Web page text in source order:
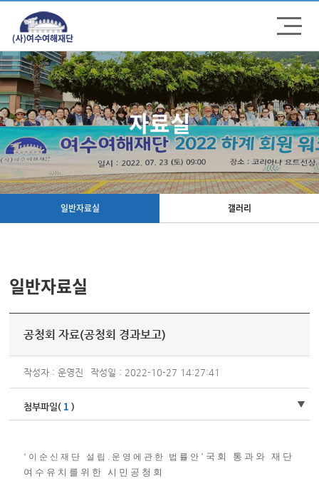
주메뉴 바로가기
컨텐츠 바로가기
자료실
일반자료실 갤러리
일반자료실
공청회 자료(공청회 경과보고)
작성자 : 운영진 작성일 : 2022-10-27 14:27:41
첨부파일( 1 )
‘ 이순신재단 설립 . 운영에관한 법률안 ’ 국회 통과와 재단
여수유치를위한 시민공청회